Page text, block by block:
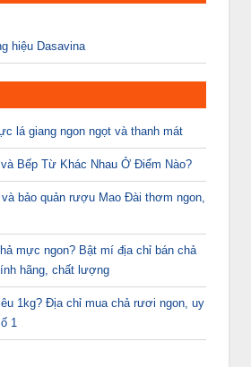
hiệu Dasavina
lá giang ngon ngọt và thanh mát
và Bếp Từ Khác Nhau Ở Điểm Nào?
bảo quản rượu Mao Đài thơm ngon,
mực ngon? Bật mí địa chỉ bán chả
hãng, chất lượng
1kg? Địa chỉ mua chả rươi ngon, uy
1